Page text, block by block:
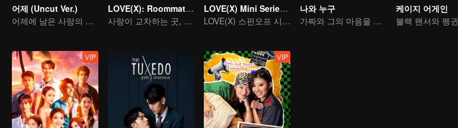
어제 (Uncut Ver.)
어제에 남은 사랑의 흔적
LOVE(X): Roommates
사랑이 교차하는 곳, 심장이 울려 퍼지는 화려한 멜로디
LOVE(X) Mini Series: Roommates In Love
LOVE(X) 스핀오프 시리즈
나와 누구
가짜와 그의 마음을 읽을 수 있는 약혼자
케이지 어게인
블랙 팬서와 펭귄
VIP VIP